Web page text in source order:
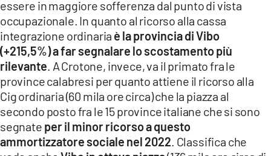
essere in maggiore sofferenza dal punto di vista
occupazionale. In quanto al ricorso alla cassa
integrazione ordinaria è la provincia di Vibo
(+215,5%) a far segnalare lo scostamento più
rilevante . A Crotone, invece, va il primato fra le
province calabresi per quanto attiene il ricorso alla
Cig ordinaria (60 mila ore circa) che la piazza al
secondo posto fra le 15 province italiane che si sono
segnate per il minor ricorso a questo
ammortizzatore sociale nel 2022 . Classifica che